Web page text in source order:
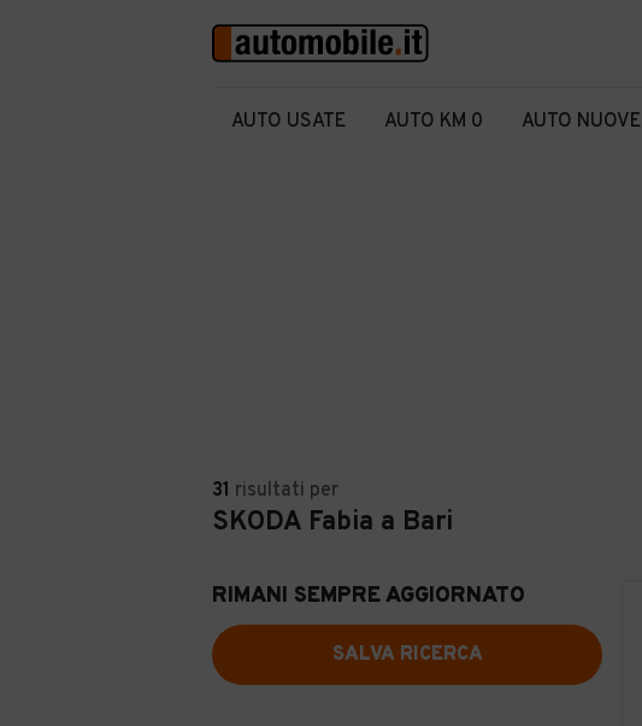
AUTO USATE AUTO KM 0 AUTO NUOVE
31 risultati per
SKODA Fabia a Bari
RIMANI SEMPRE AGGIORNATO
SALVA RICERCA